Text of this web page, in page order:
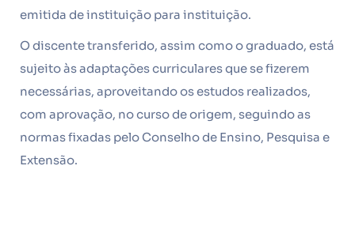
emitida de instituição para instituição.
O discente transferido, assim como o graduado, está
sujeito às adaptações curriculares que se fizerem
necessárias, aproveitando os estudos realizados,
com aprovação, no curso de origem, seguindo as
normas fixadas pelo Conselho de Ensino, Pesquisa e
Extensão.